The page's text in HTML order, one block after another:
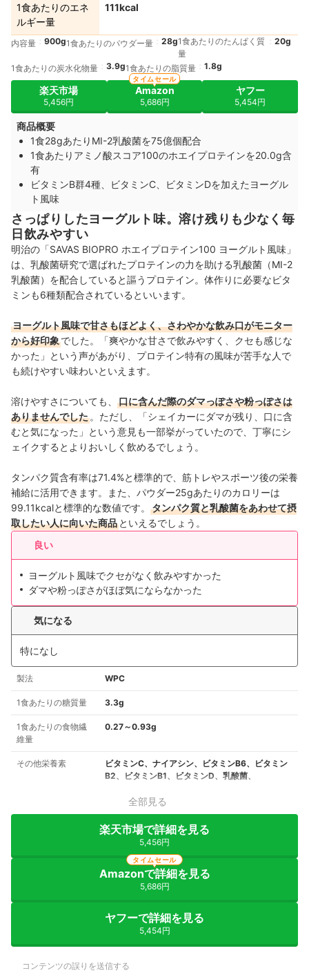
1食あたりのエネ
ルギー量
111kcal
内容量 900g1食あたりのパウダー量 28g1食あたりのたんぱく質
量
20g
1食あたりの炭水化物量 3.9g1食あたりの脂質量 1.8g
楽天市場
5,456円
Amazon
5,686円
タイムセール
ヤフー
5,454円
商品概要
1食28gあたりMI-2乳酸菌を75億個配合
1食あたりアミノ酸スコア100のホエイプロテインを20.0g含
有
ビタミンB群4種、ビタミンC、ビタミンDを加えたヨーグル
ト風味
さっぱりしたヨーグルト味。溶け残りも少なく毎
日飲みやすい
明治の「SAVAS BIOPRO ホエイプロテイン100 ヨーグルト風味」
は、乳酸菌研究で選ばれたプロテインの力を助ける乳酸菌（MI-2
乳酸菌）を配合していると謳うプロテイン。体作りに必要なビタ
ミンも6種類配合されているといいます。
ヨーグルト風味で甘さもほどよく、さわやかな飲み口がモニター
から好印象でした。「爽やかな甘さで飲みやすく、クセも感じな
かった」という声があがり、プロテイン特有の風味が苦手な人で
も続けやすい味わいといえます。
溶けやすさについても、
口に含んだ際のダマっぽさや粉っぽさは
ありませんでした 。ただし、「シェイカーにダマが残り、口に含
むと気になった」という意見も一部挙がっていたので、丁寧にシ
ェイクするとよりおいしく飲めるでしょう。
タンパク質含有率は71.4%と標準的で、筋トレやスポーツ後の栄養
補給に活用できます。また、パウダー25gあたりのカロリーは
99.11kcalと標準的な数値です。
タンパク質と乳酸菌をあわせて摂
取したい人に向いた商品 といえるでしょう。
良い
ヨーグルト風味でクセがなく飲みやすかった
ダマや粉っぽさがほぼ気にならなかった
気になる
特になし
製法 WPC
1食あたりの糖質量 3.3g
1食あたりの食物繊
維量
0.27～0.93g
その他栄養素
ビタミンC、ナイアシン、ビタミンB6、ビタミン
B2、ビタミンB1、ビタミンD、乳酸菌、
全部見る
楽天市場で詳細を見る
5,456円
Amazonで詳細を見る
5,686円
タイムセール
ヤフーで詳細を見る
5,454円
コンテンツの誤りを送信する